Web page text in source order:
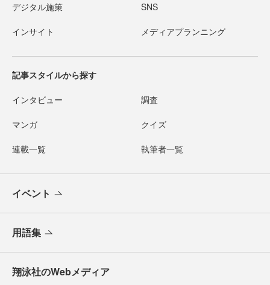
デジタル施策 SNS
インサイト メディアプランニング
記事スタイルから探す
インタビュー 調査
マンガ クイズ
連載一覧 執筆者一覧
イベント
用語集
翔泳社のWebメディア